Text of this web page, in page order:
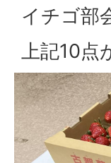
イチゴ部
上記10点